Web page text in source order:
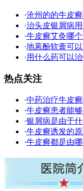
·沧州的的牛皮
·治头皮银屑病
·牛皮癣艾灸哪
·地蒽酚软膏可
·用什么药可以
热点关注
·中药治疗牛皮
·牛皮癣患者能
·银屑病是由于
·牛皮癣诱发的
·牛皮癣都是由